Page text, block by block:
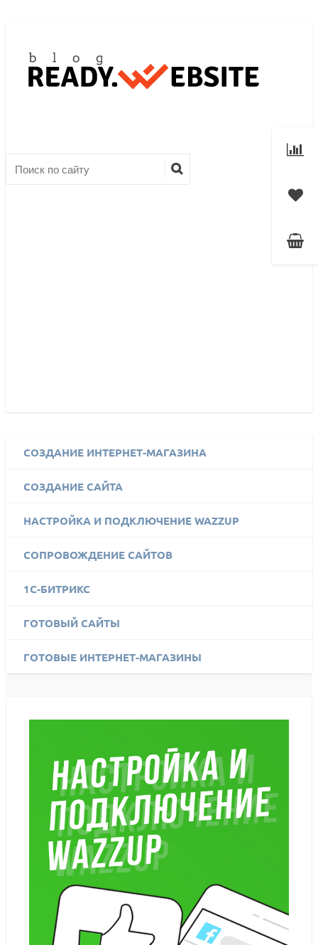
СОЗДАНИЕ ИНТЕРНЕТ-МАГАЗИНА
СОЗДАНИЕ САЙТА
НАСТРОЙКА И ПОДКЛЮЧЕНИЕ WAZZUP
СОПРОВОЖДЕНИЕ САЙТОВ
1C-БИТРИКС
ГОТОВЫЙ САЙТЫ
ГОТОВЫЕ ИНТЕРНЕТ-МАГАЗИНЫ